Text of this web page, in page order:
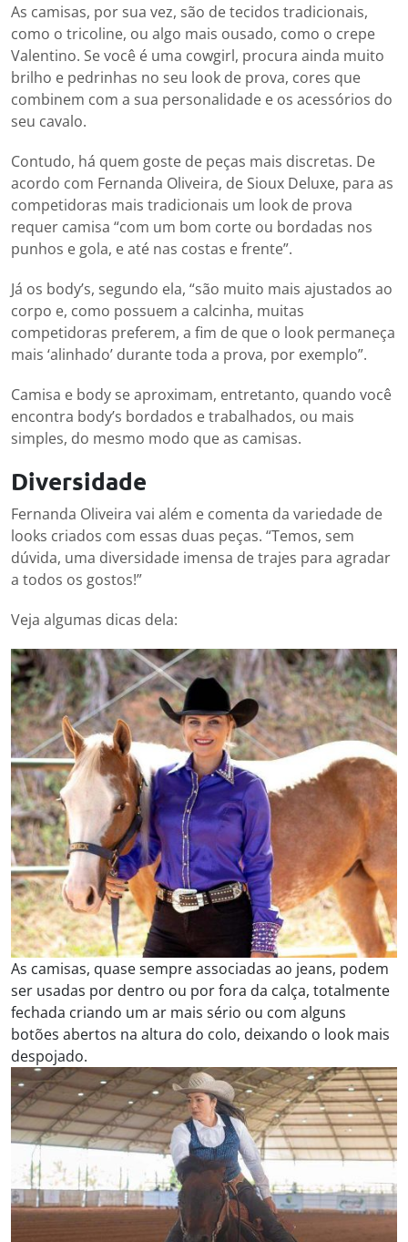
As camisas, por sua vez, são de tecidos tradicionais,
como o tricoline, ou algo mais ousado, como o crepe
Valentino. Se você é uma cowgirl, procura ainda muito
brilho e pedrinhas no seu look de prova, cores que
combinem com a sua personalidade e os acessórios do
seu cavalo.
Contudo, há quem goste de peças mais discretas. De
acordo com Fernanda Oliveira, de Sioux Deluxe, para as
competidoras mais tradicionais um look de prova
requer camisa “com um bom corte ou bordadas nos
punhos e gola, e até nas costas e frente”.
Já os body’s, segundo ela, “são muito mais ajustados ao
corpo e, como possuem a calcinha, muitas
competidoras preferem, a fim de que o look permaneça
mais ‘alinhado’ durante toda a prova, por exemplo”.
Camisa e body se aproximam, entretanto, quando você
encontra body’s bordados e trabalhados, ou mais
simples, do mesmo modo que as camisas.
Diversidade
Fernanda Oliveira vai além e comenta da variedade de
looks criados com essas duas peças. “Temos, sem
dúvida, uma diversidade imensa de trajes para agradar
a todos os gostos!”
Veja algumas dicas dela:
As camisas, quase sempre associadas ao jeans, podem
ser usadas por dentro ou por fora da calça, totalmente
fechada criando um ar mais sério ou com alguns
botões abertos na altura do colo, deixando o look mais
despojado.